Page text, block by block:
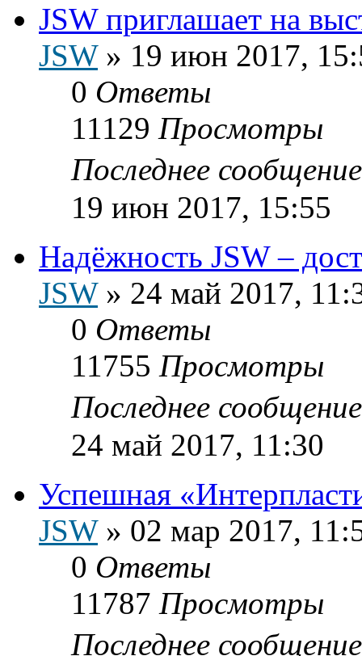
JSW приглашает на
JSW» 19 июн 2017,
0 Ответы
11129 Просмотры
Последнее
19 июн 2017, 15:55
Надёжность JSW –
JSW» 24 май 2017,
0 Ответы
11755 Просмотры
Последнее
24 май 2017, 11:30
Успешная
JSW» 02 мар 2017,
0 Ответы
11787 Просмотры
Последнее